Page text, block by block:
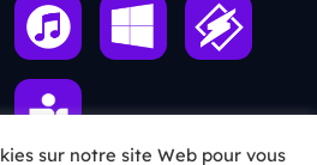
sur notre site Web pour vous